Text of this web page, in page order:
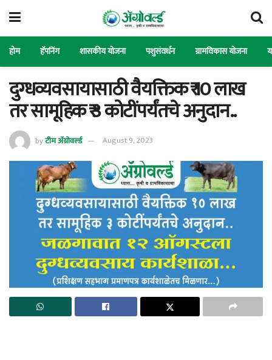
होम हॅपनिंग शासकीय योजना पशुसंवर्धन ग्रामविकास योजना
दुग्धव्यवसायासाठी वैयक्तिक ₹ 10 लाख
तर सामूहिक ₹ 3 कोटींपर्यंतचे अनुदान..
byटीम ॲग्रोवर्ल्ड August 9, 2023